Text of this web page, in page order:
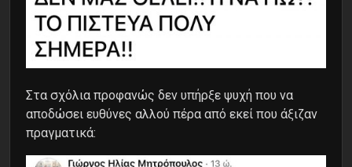
Στα σχόλια προφανώς δεν υπήρξε ψυχή που να
αποδώσει ευθύνες αλλού πέρα από εκεί που άξιζαν
πραγματικά: